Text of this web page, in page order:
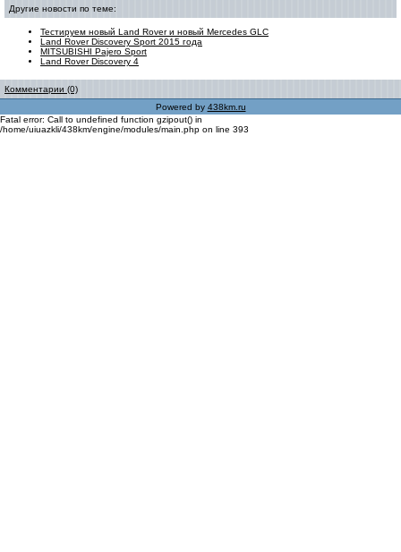
Другие новости по теме:
Тестируем новый Land Rover и новый Mercedes GLC
Land Rover Discovery Sport 2015 года
MITSUBISHI Pajero Sport
Land Rover Discovery 4
Комментарии (0)
Powered by 438km.ru
Fatal error: Call to undefined function gzipout() in
/home/uiuazkli/438km/engine/modules/main.php on line 393